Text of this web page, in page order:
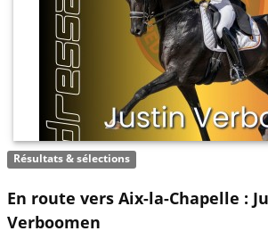
Résultats & sélections
En route vers Aix-la-Chapelle :
Verboomen